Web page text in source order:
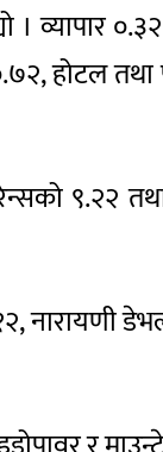
०.३२
तथा
९.२२
नारायणी